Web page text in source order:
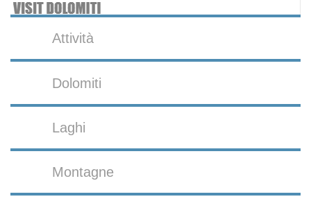
Attività
Dolomiti
Laghi
Montagne